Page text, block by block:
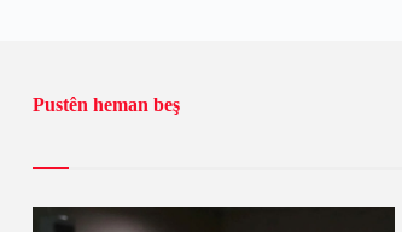
Pustên heman beş